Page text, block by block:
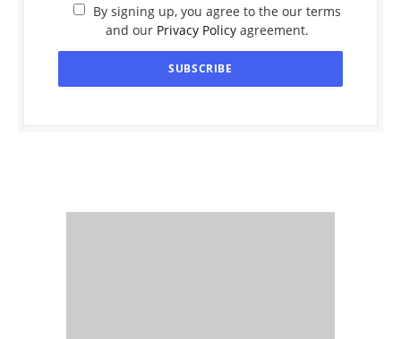
By signing up, you agree to the our terms
and our Privacy Policyagreement.